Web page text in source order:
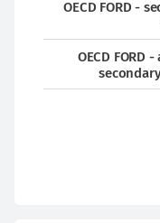
OECD FORD -
OECD FORD